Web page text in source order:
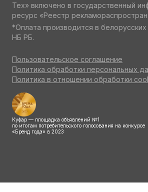
Тех» включено в государственный
ресурс «Реестр
*Оплата производится в
НБ РБ.
Пользовательское соглашение
Политика обработки персональных
Политика в отношении обработки
Куфар — площадка объявлений №1
по итогам потребительского голосования на конкурсе
«Бренд года» в 2023